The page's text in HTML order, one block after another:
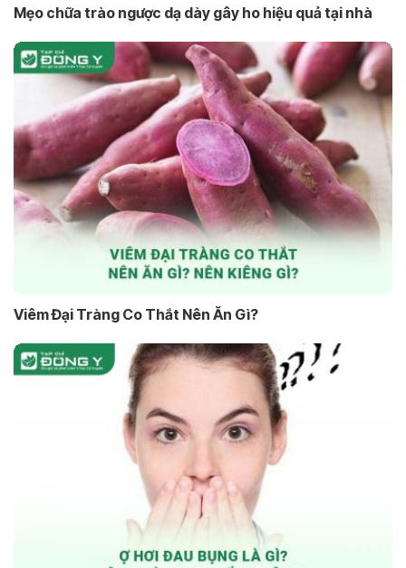
Mẹo chữa trào ngược dạ dày gây ho hiệu quả tại nhà
Viêm Đại Tràng Co Thắt Nên Ăn Gì?